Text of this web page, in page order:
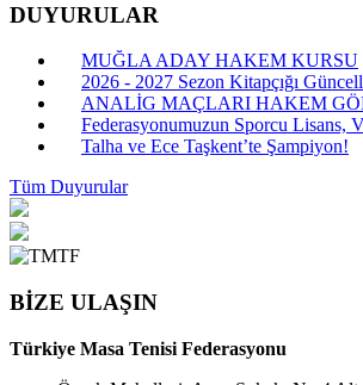
DUYURULAR
MUĞLA ADAY HAKEM KURSU
2026 - 2027 Sezon Kitapçığı
ANALİG MAÇLARI HAKEM
Federasyonumuzun Sporcu Lisans,
Talha ve Ece Taşkent’te Şampiyon!
Tüm Duyurular
BİZE ULAŞIN
Türkiye Masa Tenisi Federasyonu